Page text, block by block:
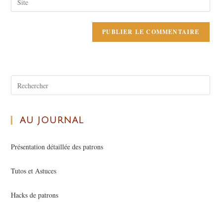
AU JOURNAL
Présentation détaillée des patrons
Tutos et Astuces
Hacks de patrons